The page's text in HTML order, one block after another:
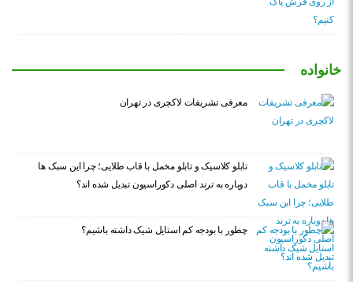
خانواده
معرفی تشریفات لاکچری در تهران
تابلو کلاسیک و تابلو مخمل با قاب طلایی؛ چرا این سبک ها
دوباره به ترند اصلی دکوراسیون تبدیل شده اند؟
چطور با بودجه کم استایل شیک داشته باشیم؟